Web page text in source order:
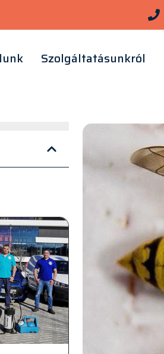
Szolgáltatásunkról